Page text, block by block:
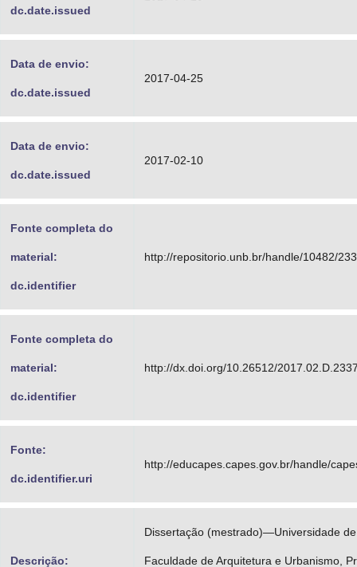
dc.date.issued
Data de envio:
dc.date.issued
2017-04-25
Data de envio:
dc.date.issued
2017-02-10
Fonte completa do
material:
dc.identifier
http://repositorio.unb.br/handle/10482/
Fonte completa do
material:
dc.identifier
http://dx.doi.org/10.26512/
Fonte:
dc.identifier.uri
http://educapes.capes.gov.br/handle/
Descrição:
Dissertação (mestrado)—Universidade
Faculdade de Arquitetura e Urbanismo,